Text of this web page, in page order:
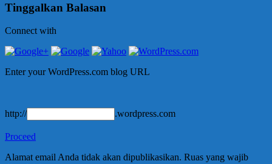
Tinggalkan Balasan
Connect with
Enter your WordPress.com blog URL
http:// .wordpress.com
Proceed
Alamat email Anda tidak akan dipublikasikan. Ruas yang wajib